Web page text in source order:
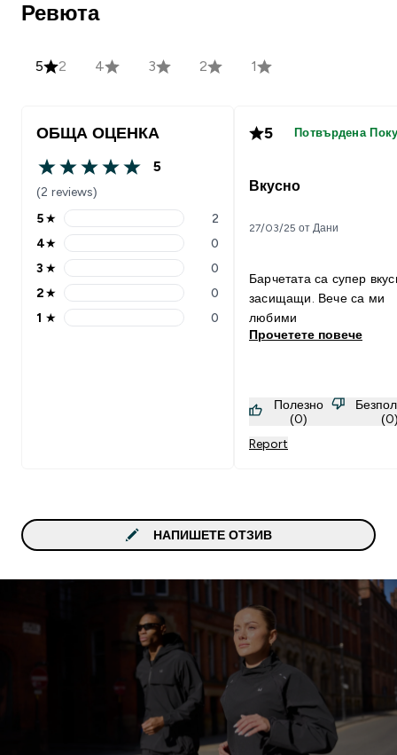
Ревюта
5 2 4 3 2 1
ОБЩА ОЦЕНКА
5 out of 5 stars
5
(2 reviews)
5 stars rating 2 reviews
5★ 2
4 stars rating 0 reviews
4★ 0
3 stars rating 0 reviews
3 ★ 0
2 stars rating 0 reviews
2★ 0
1 stars rating 0 reviews
1 ★ 0
5 Потвърдена
Вкусно
27/03/25 от Дани
Барчетата са супер
засищащи. Вече са ми
любими
Прочетете повече
Полезно
(0)
Report
НАПИШЕТЕ ОТЗИВ